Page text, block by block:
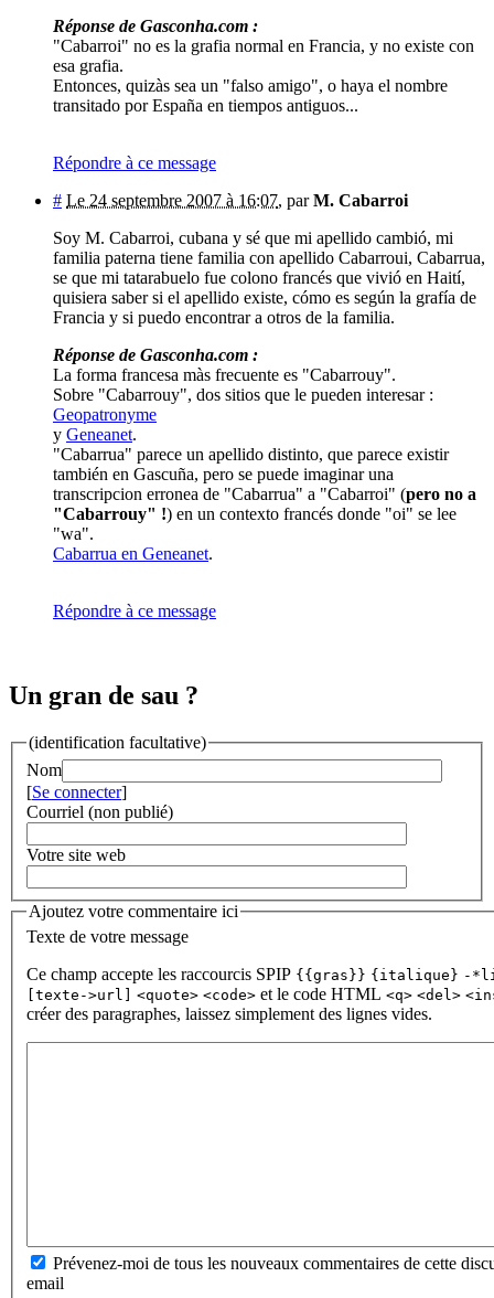
Réponse de Gasconha.com :
"Cabarroi" no es la grafia normal en Francia, y no existe con
esa grafia.
Entonces, quizàs sea un "falso amigo", o haya el nombre
transitado por España en tiempos antiguos...
Répondre à ce message
# Le 24 septembre 2007 à 16:07, parM. Cabarroi
Soy M. Cabarroi, cubana y sé que mi apellido cambió, mi
familia paterna tiene familia con apellido Cabarroui, Cabarrua,
se que mi tatarabuelo fue colono francés que vivió en Haití,
quisiera saber si el apellido existe, cómo es según la grafía de
Francia y si puedo encontrar a otros de la familia.
Réponse de Gasconha.com :
La forma francesa màs frecuente es "Cabarrouy".
Sobre "Cabarrouy", dos sitios que le pueden interesar :
Geopatronyme
y Geneanet.
"Cabarrua" parece un apellido distinto, que parece existir
también en Gascuña, pero se puede imaginar una
transcripcion erronea de "Cabarrua" a "Cabarroi" (pero no a
"Cabarrouy" !) en un contexto francés donde "oi" se lee
"wa".
Cabarrua en Geneanet.
Répondre à ce message
Un gran de sau ?
(identification facultative)
Nom
[Se connecter]
Courriel (non publié)
Votre site web
Ajoutez votre commentaire ici
Texte de votre message
Ce champ accepte les raccourcis SPIP {{gras}} {italique} -
[texte->url]
<quote> <code> et le code HTML <q> <del>
créer des paragraphes, laissez simplement des lignes vides.
Prévenez-moi de tous les nouveaux commentaires de cette
email